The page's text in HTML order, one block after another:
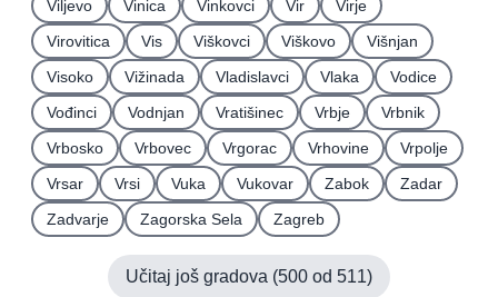
Viljevo
Vinica Vinkovci Vir
Virje
Virovitica
Vis Viškovci Viškovo
Višnjan
Visoko
Vižinada Vladislavci Vlaka
Vodice
Vođinci
Vodnjan Vratišinec Vrbje
Vrbnik
Vrbosko
Vrbovec Vrgorac Vrhovine
Vrpolje
Vrsar
Vrsi Vuka Vukovar Zabok
Zadar
Zadvarje
Zagorska Sela Zagreb
Učitaj još gradova (500 od 511)